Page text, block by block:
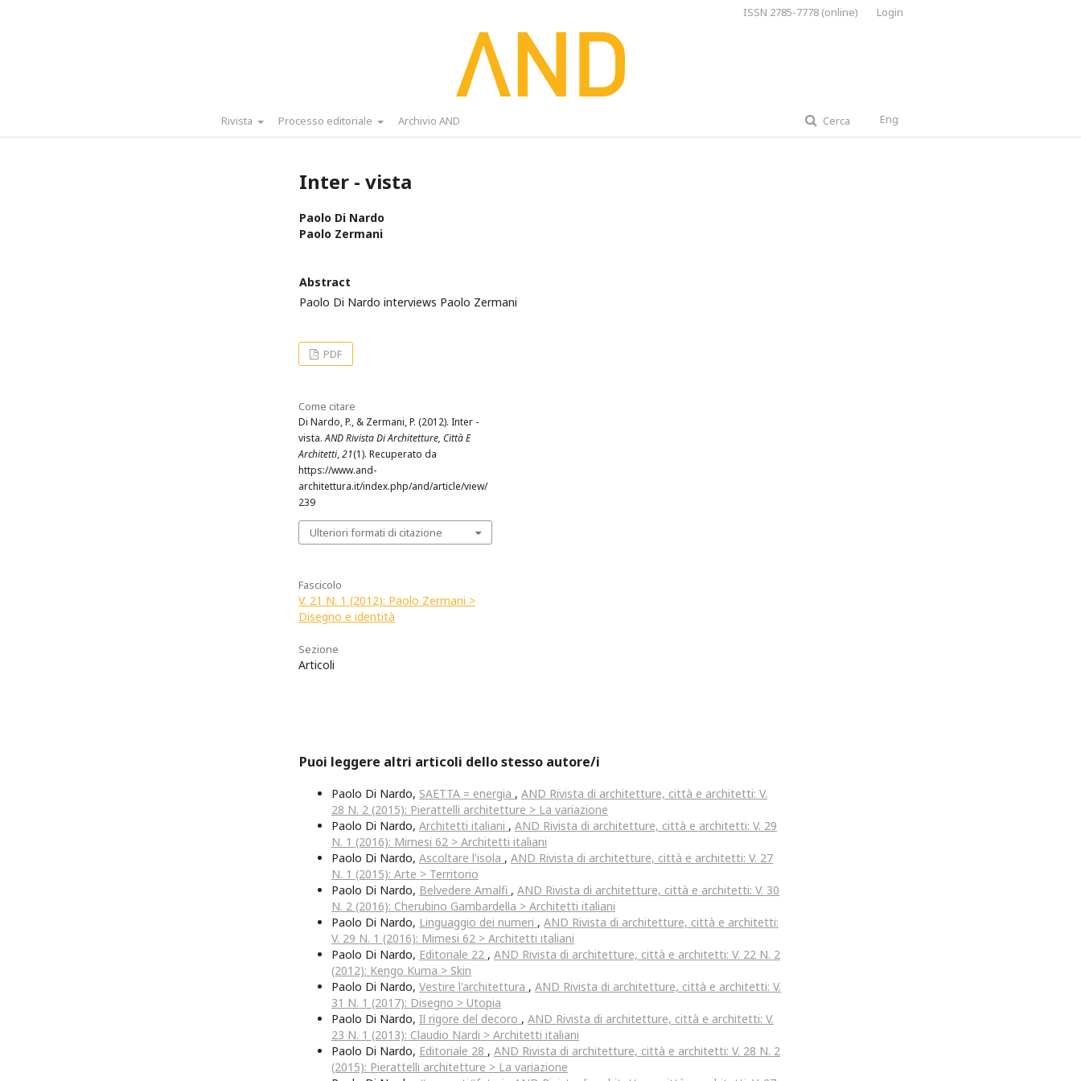
Rivista Processo editoriale Archivio AND Cerca
ISSN 2785-7778 (online) Login
Inter - vista
Paolo Di Nardo
Paolo Zermani
Abstract
Paolo Di Nardo interviews Paolo Zermani
PDF
Come citare
Di Nardo, P., & Zermani, P. (2012). Inter -
vista.AND Rivista Di Architetture, Città E
Architetti,21(1). Recuperato da
https://www.and-
architettura.it/index.php/and/article/view/
239
Ulteriori formati di citazione
Fascicolo
V. 21 N. 1 (2012): Paolo Zermani >
Disegno e identità
Sezione
Articoli
Puoi leggere altri articoli dello stesso autore/i
Paolo Di Nardo, SAETTA = energia , AND Rivista di architetture, città e architetti: V.
28 N. 2 (2015): Pierattelli architetture > La variazione
Paolo Di Nardo, Architetti italiani , AND Rivista di architetture, città e architetti: V. 29
N. 1 (2016): Mimesi 62 > Architetti italiani
Paolo Di Nardo, Ascoltare l'isola , AND Rivista di architetture, città e architetti: V. 27
N. 1 (2015): Arte > Territorio
Paolo Di Nardo, Belvedere Amalfi , AND Rivista di architetture, città e architetti: V. 30
N. 2 (2016): Cherubino Gambardella > Architetti italiani
Paolo Di Nardo, Linguaggio dei numeri , AND Rivista di architetture, città e architetti:
V. 29 N. 1 (2016): Mimesi 62 > Architetti italiani
Paolo Di Nardo, Editoriale 22 , AND Rivista di architetture, città e architetti: V. 22 N. 2
(2012): Kengo Kuma > Skin
Paolo Di Nardo, Vestire l'architettura , AND Rivista di architetture, città e architetti: V.
31 N. 1 (2017): Disegno > Utopia
Paolo Di Nardo, Il rigore del decoro , AND Rivista di architetture, città e architetti: V.
23 N. 1 (2013): Claudio Nardi > Architetti italiani
Paolo Di Nardo, Editoriale 28 , AND Rivista di architetture, città e architetti: V. 28 N. 2
(2015): Pierattelli architetture > La variazione
English